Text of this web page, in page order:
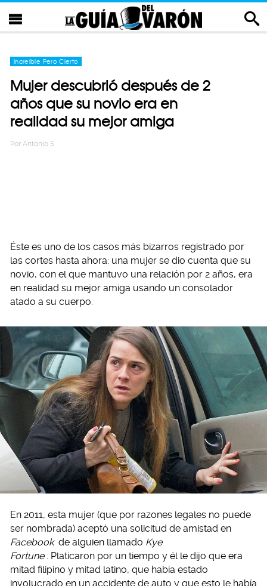
Increíble Pero Cierto
Mujer descubrió después de 2
años que su novio era en
realidad su mejor amiga
Por Antonio S
Éste es uno de los casos más bizarros registrado por
las cortes hasta ahora: una mujer se dio cuenta que su
novio, con el que mantuvo una relación por 2 años, era
en realidad su mejor amiga usando un consolador
atado a su cuerpo.
En 2011, esta mujer (que por razones legales no puede
ser nombrada) aceptó una solicitud de amistad en
Facebook de alguien llamado Kye
Fortune
. Platicaron por un tiempo y él le dijo que era
mitad filipino y mitad latino, que había estado
involucrado en un accidente de auto y que esto le había